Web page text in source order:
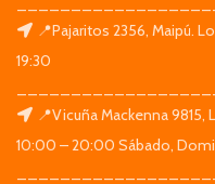
📍Pajaritos 2356, Maipú.
19:30
📍Vicuña Mackenna 9815,
10:00 – 20:00 Sábado,